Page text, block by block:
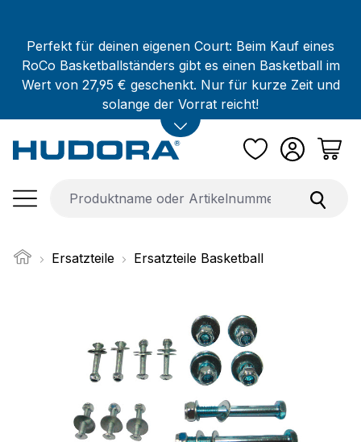
Perfekt für deinen eigenen Court: Beim Kauf eines
RoCo Basketballständers gibt es einen Basketball im
Wert von 27,95 € geschenkt. Nur für kurze Zeit und
solange der Vorrat reicht!
Ersatzteile Ersatzteile Basketball